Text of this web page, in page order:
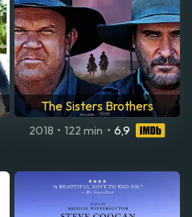
The Sisters Brothers
2018 • 122 min • 6,9